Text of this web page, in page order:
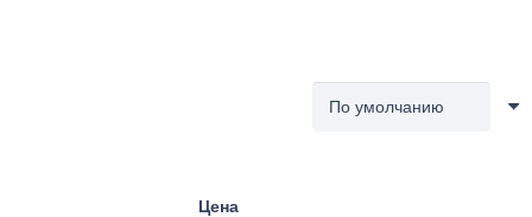
Цена